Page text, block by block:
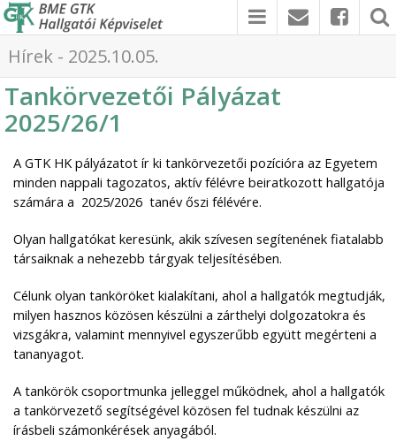
Hírek - 2025.10.05.
Tankörvezetői Pályázat
2025/26/1
A GTK HK pályázatot ír ki tankörvezetői pozícióra az Egyetem
minden nappali tagozatos, aktív félévre beiratkozott hallgatója
számára a 2025/2026 tanév őszi félévére.
Olyan hallgatókat keresünk, akik szívesen segítenének fiatalabb
társaiknak a nehezebb tárgyak teljesítésében.
Célunk olyan tanköröket kialakítani, ahol a hallgatók megtudják,
milyen hasznos közösen készülni a zárthelyi dolgozatokra és
vizsgákra, valamint mennyivel egyszerűbb együtt megérteni a
tananyagot.
A tankörök csoportmunka jelleggel működnek, ahol a hallgatók
a tankörvezető segítségével közösen fel tudnak készülni az
írásbeli számonkérések anyagából.